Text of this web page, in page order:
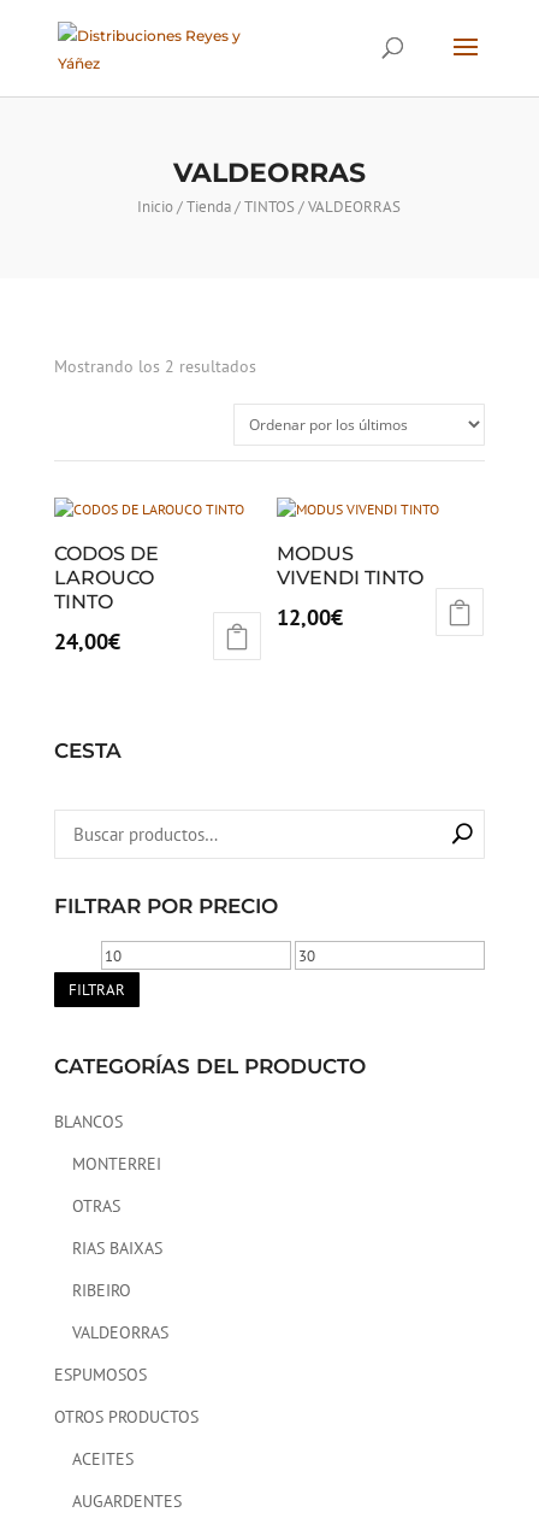
VALDEORRAS
Inicio/Tienda/TINTOS/ VALDEORRAS
Mostrando los 2 resultadosOrdenado
los
últimos
CODOS DE
LAROUCO
TINTO
24,00€
MODUS
VIVENDI TINTO
12,00€
CESTA
FILTRAR POR PRECIO
Precio
mínimo
Precio
FILTRAR
CATEGORÍAS DEL PRODUCTO
BLANCOS
MONTERREI
OTRAS
RIAS BAIXAS
RIBEIRO
VALDEORRAS
ESPUMOSOS
OTROS PRODUCTOS
ACEITES
AUGARDENTES